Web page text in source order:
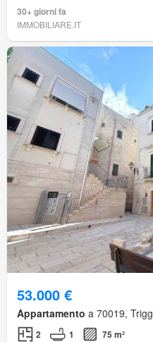
30+ giorni fa
IMMOBILIARE.IT
53.000 €
Appartamento a 70019,
2 1
75 m²